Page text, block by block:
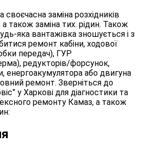
своєчасна заміна розхідників
також заміна тих. рідин. Також
яка вантажівка зношується і з
ремонт кабіни, ходової
передач), ГУР
редукторів/форсунок,
енергоакумулятора або двигуна
ремонт. Зверніться до
у Харкові для діагностики та
ремонту Камаз, а також